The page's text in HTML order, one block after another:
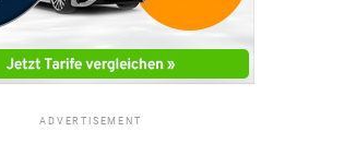
ADVERTISEMENT